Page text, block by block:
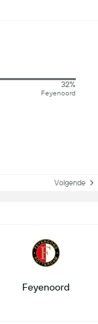
32%
Feyenoord
Volgende
Feyenoord